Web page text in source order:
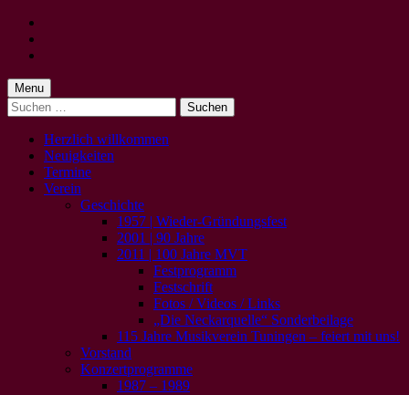
content
footer
Menu
Suchen
nach:
Herzlich willkommen
Neuigkeiten
Termine
Verein
Geschichte
1957 | Wieder-Gründungsfest
2001 | 90 Jahre
2011 | 100 Jahre MVT
Festprogramm
Festschrift
Fotos / Videos / Links
„Die Neckarquelle“ Sonderbeilage
115 Jahre Musikverein Tuningen – feiert mit uns!
Vorstand
Konzertprogramme
1987 – 1989